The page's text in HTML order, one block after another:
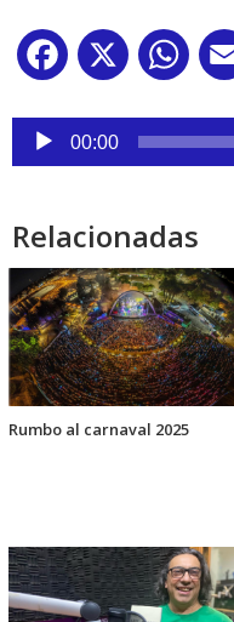
Facebook
X
Reproductor
audio
00:00
Relacionadas
Rumbo al carnaval 2025